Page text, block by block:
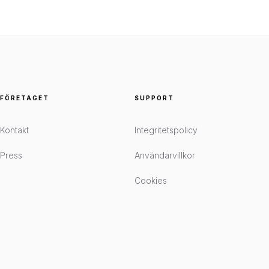
FÖRETAGET
Kontakt
Press
SUPPORT
Integritetspolicy
Användarvillkor
Cookies